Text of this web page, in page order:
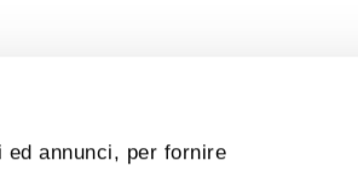
annunci, per fornire